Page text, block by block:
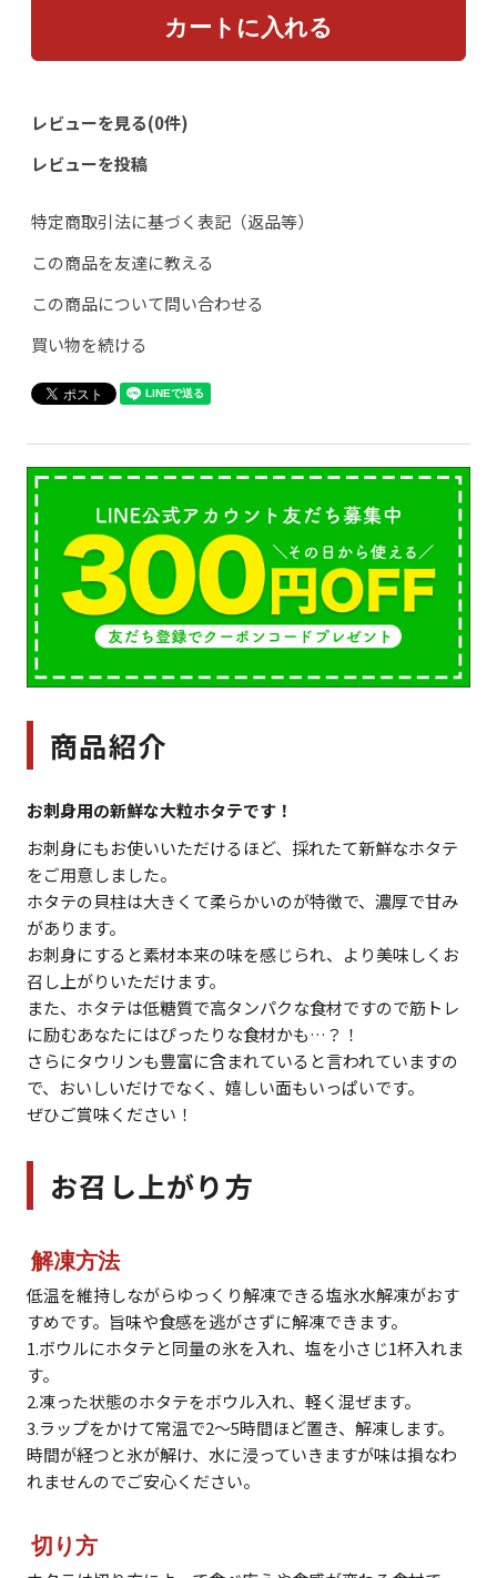
レビューを見る(0件)
レビューを投稿
特定商取引法に基づく表記（返品等）
この商品を友達に教える
この商品について問い合わせる
買い物を続ける
商品紹介
お刺身用の新鮮な大粒ホタテです！
お刺身にもお使いいただけるほど、採れたて新鮮なホタテ
をご用意しました。
ホタテの貝柱は大きくて柔らかいのが特徴で、濃厚で甘み
があります。
お刺身にすると素材本来の味を感じられ、より美味しくお
召し上がりいただけます。
また、ホタテは低糖質で高タンパクな食材ですので筋トレ
に励むあなたにはぴったりな食材かも…？！
さらにタウリンも豊富に含まれていると言われていますの
で、おいしいだけでなく、嬉しい面もいっぱいです。
ぜひご賞味ください！
お召し上がり方
解凍方法
低温を維持しながらゆっくり解凍できる塩氷水解凍がおす
すめです。旨味や食感を逃がさずに解凍できます。
1.ボウルにホタテと同量の氷を入れ、塩を小さじ1杯入れま
す。
2.凍った状態のホタテをボウル入れ、軽く混ぜます。
3.ラップをかけて常温で2～5時間ほど置き、解凍します。
時間が経つと氷が解け、水に浸っていきますが味は損なわ
れませんのでご安心ください。
切り方